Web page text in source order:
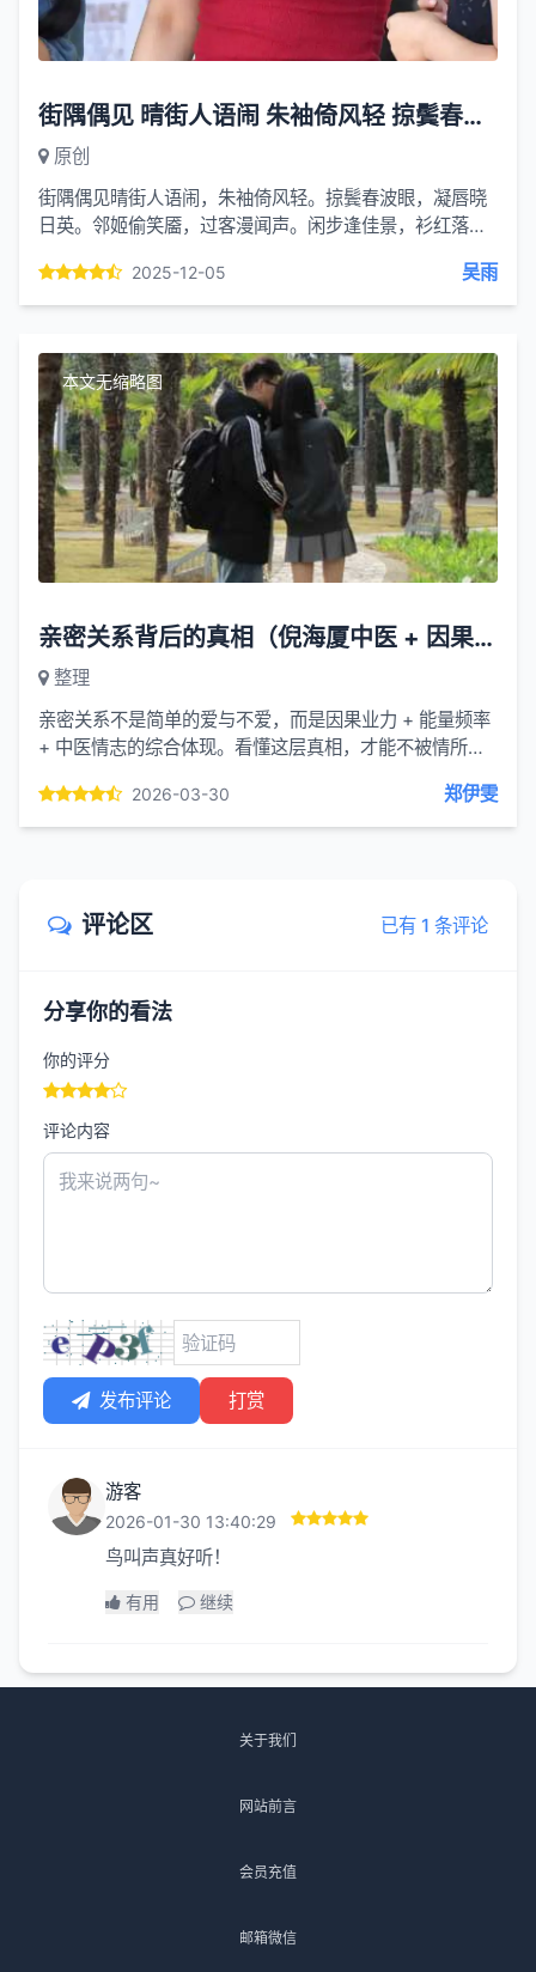
街隅偶见 晴街人语闹 朱袖倚风轻 掠鬓春波眼
原创
街隅偶见晴街人语闹，朱袖倚风轻。掠鬓春波眼，凝唇晓
日英。邻姬偷笑靥，过客漫闻声。闲步逢佳景，衫红落尘
2025-12-05 吴雨
本文无缩略图
亲密关系背后的真相（倪海厦中医 + 因果视角）
整理
亲密关系不是简单的爱与不爱，而是因果业力 + 能量频率
+ 中医情志的综合体现。看懂这层真相，才能不被情所
定数没...
2026-03-30 郑伊雯
评论区 已有 1 条评论
分享你的看法
你的评分
评论内容
发布评论 打赏
游客
2026-01-30 13:40:29
鸟叫声真好听！
有用 继续
关于我们
网站前言
会员充值
邮箱微信